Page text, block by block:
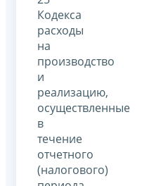
Кодекса
расходы
на
производство
и
реализацию,
осуществленные
в
течение
отчетного
(налогового)